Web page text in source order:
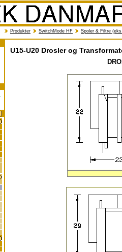
Produkter SwitchMode HF Spoler & Filtre
U15-U20 Drosler og